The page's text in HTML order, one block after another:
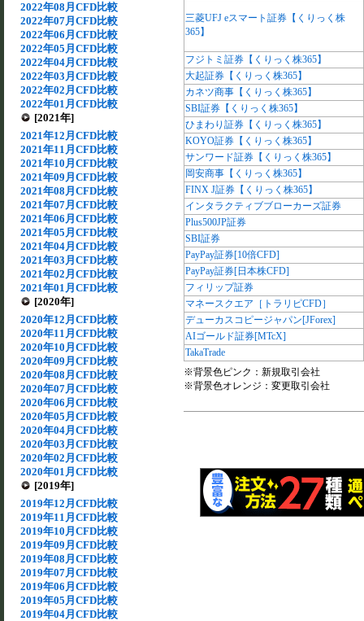
2022年08月CFD比較
2022年07月CFD比較
2022年06月CFD比較
2022年05月CFD比較
2022年04月CFD比較
2022年03月CFD比較
2022年02月CFD比較
2022年01月CFD比較
[2021年]
2021年12月CFD比較
2021年11月CFD比較
2021年10月CFD比較
2021年09月CFD比較
2021年08月CFD比較
2021年07月CFD比較
2021年06月CFD比較
2021年05月CFD比較
2021年04月CFD比較
2021年03月CFD比較
2021年02月CFD比較
2021年01月CFD比較
[2020年]
2020年12月CFD比較
2020年11月CFD比較
2020年10月CFD比較
2020年09月CFD比較
2020年08月CFD比較
2020年07月CFD比較
2020年06月CFD比較
2020年05月CFD比較
2020年04月CFD比較
2020年03月CFD比較
2020年02月CFD比較
2020年01月CFD比較
[2019年]
2019年12月CFD比較
2019年11月CFD比較
2019年10月CFD比較
2019年09月CFD比較
2019年08月CFD比較
2019年07月CFD比較
2019年06月CFD比較
2019年05月CFD比較
2019年04月CFD比較
三菱UFJ eスマート証券【くりっく株
365】
フジトミ証券【くりっく株365】
大起証券【くりっく株365】
カネツ商事【くりっく株365】
SBI証券【くりっく株365】
ひまわり証券【くりっく株365】
KOYO証券【くりっく株365】
サンワード証券【くりっく株365】
岡安商事【くりっく株365】
FINX J証券【くりっく株365】
インタラクティブブローカーズ証券
Plus500JP証券
SBI証券
PayPay証券[10倍CFD]
PayPay証券[日本株CFD]
フィリップ証券
マネースクエア［トラリピCFD］
デューカスコピージャパン[JForex]
AIゴールド証券[MTcX]
TakaTrade
※背景色ピンク：新規取引会社
※背景色オレンジ：変更取引会社